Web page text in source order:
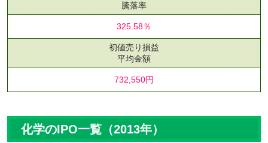
騰落率
325.58％
初値売り損益
平均金額
732,550円
化学のIPO一覧（2013年）